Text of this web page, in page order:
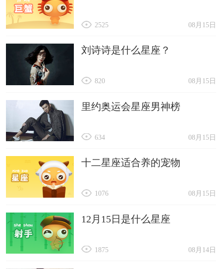
08月15日
2525
刘诗诗是什么星座？
08月15日
820
里约奥运会星座男神榜
08月15日
634
十二星座适合养的宠物
08月15日
1076
12月15日是什么星座
08月14日
1875